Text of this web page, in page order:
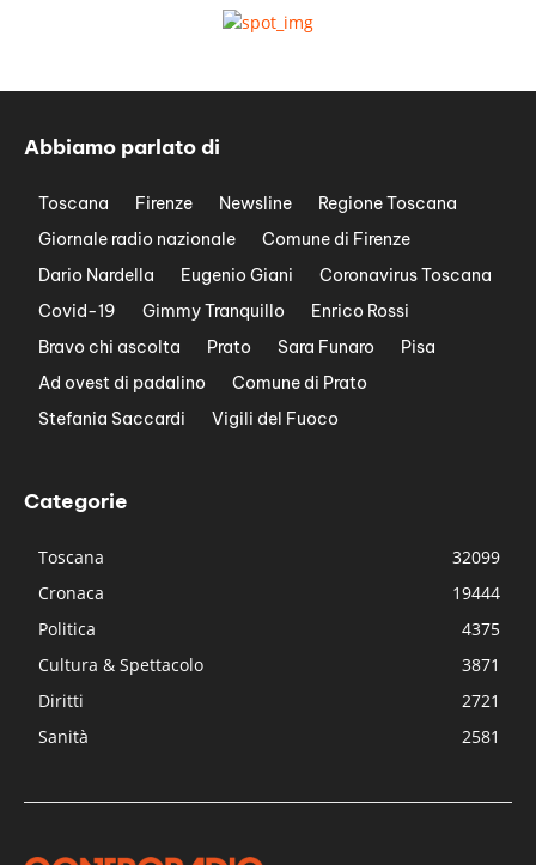
Abbiamo parlato di
Toscana Firenze Newsline
Regione Toscana
Giornale radio nazionale
Comune di Firenze
Dario Nardella
Eugenio Giani
Coronavirus Toscana
Covid-19
Gimmy Tranquillo
Enrico Rossi
Bravo chi ascolta
Prato Sara Funaro
Pisa
Ad ovest di padalino
Comune di Prato
Stefania Saccardi
Vigili del Fuoco
Categorie
Toscana
32099
Cronaca
19444
Politica
4375
Cultura & Spettacolo
3871
Diritti
2721
Sanità
2581